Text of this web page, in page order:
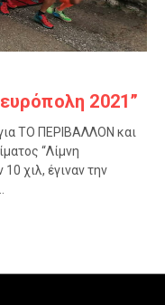
2021”
ΤΟ ΠΕΡΙΒΑΛΛΟΝ και
“Λίμνη
χιλ, έγιναν την